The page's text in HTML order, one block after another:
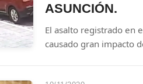
ASUNCIÓN.
El asalto registrado en
causado gran impacto